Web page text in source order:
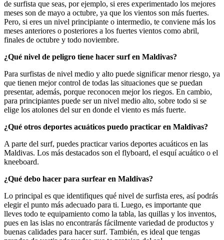
de surfista que seas, por ejemplo, si eres experimentado los mejores
meses son de mayo a octubre, ya que los vientos son más fuertes.
Pero, si eres un nivel principiante o intermedio, te conviene más los
meses anteriores o posteriores a los fuertes vientos como abril,
finales de octubre y todo noviembre.
¿Qué nivel de peligro tiene hacer surf en Maldivas?
Para surfistas de nivel medio y alto puede significar menor riesgo, ya
que tienen mejor control de todas las situaciones que se puedan
presentar, además, porque reconocen mejor los riegos. En cambio,
para principiantes puede ser un nivel medio alto, sobre todo si se
elige los atolones del sur en donde el viento es más fuerte.
¿Qué otros deportes acuáticos puedo practicar en Maldivas?
A parte del surf, puedes practicar varios deportes acuáticos en las
Maldivas. Los más destacados son el flyboard, el esquí acuático o el
kneeboard.
¿Qué debo hacer para surfear en Maldivas?
Lo principal es que identifiques qué nivel de surfista eres, así podrás
elegir el punto más adecuado para ti. Luego, es importante que
lleves todo te equipamiento como la tabla, las quillas y los inventos,
pues en las islas no encontrarás fácilmente variedad de productos y
buenas calidades para hacer surf. También, es ideal que tengas